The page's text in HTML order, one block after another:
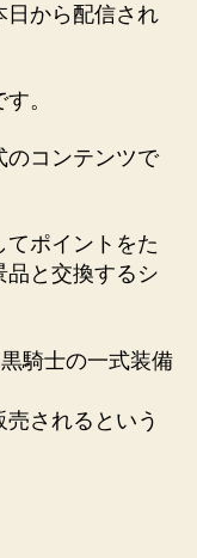
日から配信され
。
のコンテンツで
てポイントをた
品と交換するシ
騎士の一式装備
されるという